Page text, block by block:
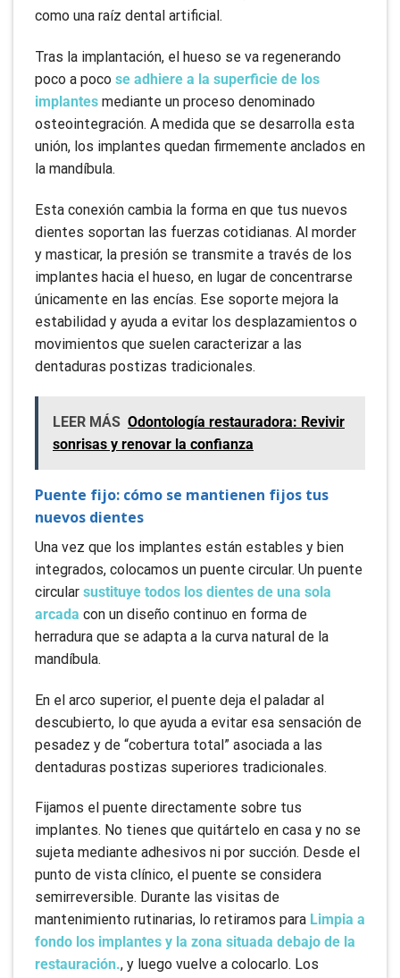
como una raíz dental artificial.
Tras la implantación, el hueso se va regenerando
poco a poco se adhiere a la superficie de los
implantes mediante un proceso denominado
osteointegración. A medida que se desarrolla esta
unión, los implantes quedan firmemente anclados en
la mandíbula.
Esta conexión cambia la forma en que tus nuevos
dientes soportan las fuerzas cotidianas. Al morder
y masticar, la presión se transmite a través de los
implantes hacia el hueso, en lugar de concentrarse
únicamente en las encías. Ese soporte mejora la
estabilidad y ayuda a evitar los desplazamientos o
movimientos que suelen caracterizar a las
dentaduras postizas tradicionales.
LEER MÁS Odontología restauradora: Revivir
sonrisas y renovar la confianza
Puente fijo: cómo se mantienen fijos tus
nuevos dientes
Una vez que los implantes están estables y bien
integrados, colocamos un puente circular. Un puente
circular sustituye todos los dientes de una sola
arcada con un diseño continuo en forma de
herradura que se adapta a la curva natural de la
mandíbula.
En el arco superior, el puente deja el paladar al
descubierto, lo que ayuda a evitar esa sensación de
pesadez y de “cobertura total” asociada a las
dentaduras postizas superiores tradicionales.
Fijamos el puente directamente sobre tus
implantes. No tienes que quitártelo en casa y no se
sujeta mediante adhesivos ni por succión. Desde el
punto de vista clínico, el puente se considera
semirreversible. Durante las visitas de
mantenimiento rutinarias, lo retiramos para Limpia a
fondo los implantes y la zona situada debajo de la
restauración., y luego vuelve a colocarlo. Los